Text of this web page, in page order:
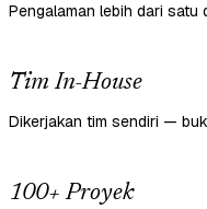
Pengalaman lebih dari satu
Tim In-House
Dikerjakan tim sendiri —
100+ Proyek